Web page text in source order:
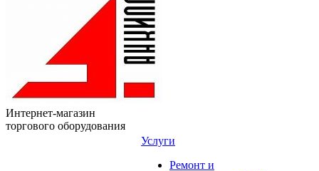
Интернет-магазин
торгового оборудования
Услуги
Ремонт и